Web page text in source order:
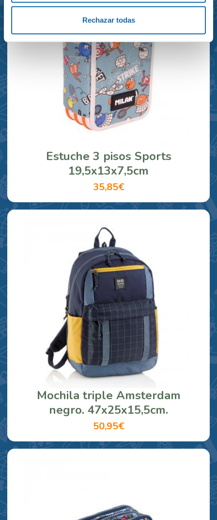
Rechazar todas
Estuche 3 pisos Sports
19,5x13x7,5cm
35,85€
Mochila triple Amsterdam
negro. 47x25x15,5cm.
50,95€